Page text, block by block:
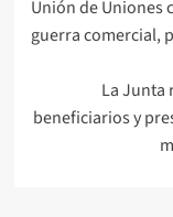
de
entradas
Unión de Uniones
guerra comercial,
La Junta
beneficiarios y